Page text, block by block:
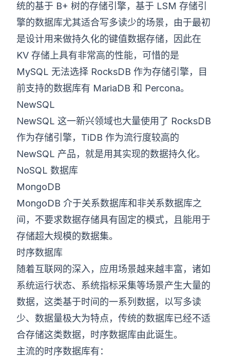
统的基于 B+ 树的存储引擎，基于 LSM 存储引
擎的数据库尤其适合写多读少的场景，由于最初
是设计用来做持久化的键值数据存储，因此在
KV 存储上具有非常高的性能，可惜的是
MySQL 无法选择 RocksDB 作为存储引擎，目
前支持的数据库有 MariaDB 和 Percona。
NewSQL
NewSQL 这一新兴领域也大量使用了 RocksDB
作为存储引擎，TiDB 作为流行度较高的
NewSQL 产品，就是用其实现的数据持久化。
NoSQL 数据库
MongoDB
MongoDB 介于关系数据库和非关系数据库之
间，不要求数据存储具有固定的模式，且能用于
存储超大规模的数据集。
时序数据库
随着互联网的深入，应用场景越来越丰富，诸如
系统运行状态、系统指标采集等场景产生大量的
数据，这类基于时间的一系列数据，以写多读
少、数据量极大为特点，传统的数据库已经不适
合存储这类数据，时序数据库由此诞生。
主流的时序数据库有：